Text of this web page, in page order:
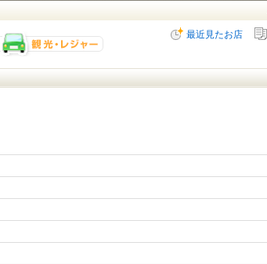
最近見たお店